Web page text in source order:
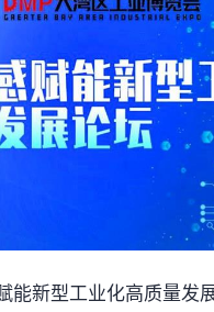
能新型工业化高质量发